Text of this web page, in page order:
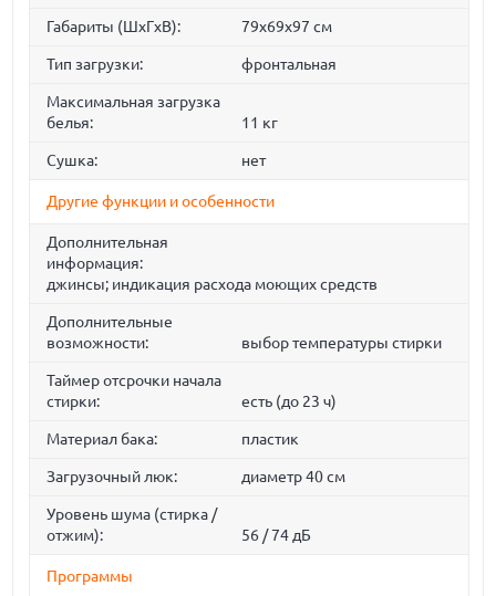
Габариты (ШxГxВ): 79x69x97 см
Тип загрузки: фронтальная
Максимальная загрузка
белья:
11 кг
Сушка: нет
Другие функции и особенности
Дополнительная
информация:
джинсы; индикация расхода моющих средств
Дополнительные
возможности:
выбор температуры стирки
Таймер отсрочки начала
стирки:
есть (до 23 ч)
Материал бака: пластик
Загрузочный люк: диаметр 40 см
Уровень шума (стирка /
отжим):
56 / 74 дБ
Программы